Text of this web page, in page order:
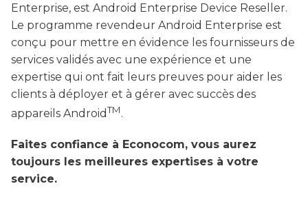
Enterprise, est Android Enterprise Device Reseller.
Le programme revendeur Android Enterprise est
conçu pour mettre en évidence les fournisseurs de
services validés avec une expérience et une
expertise qui ont fait leurs preuves pour aider les
clients à déployer et à gérer avec succès des
appareils AndroidTM.
Faites confiance à Econocom, vous aurez
toujours les meilleures expertises à votre
service.